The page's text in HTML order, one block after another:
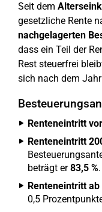
Seit dem
gesetzliche Rente
nachgelagerten
dass ein Teil der
Rest steuerfrei
sich nach dem
Renteneintritt
Renteneintritt
beträgt er83,5 %.
Renteneintritt ab
0,5